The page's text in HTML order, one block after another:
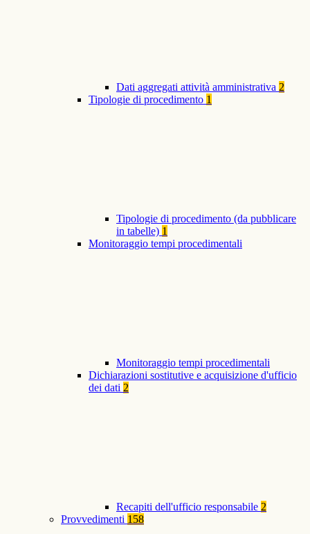
Dati aggregati attività amministrativa 2
Tipologie di procedimento 1
Tipologie di procedimento (da pubblicare
in tabelle) 1
Monitoraggio tempi procedimentali
Monitoraggio tempi procedimentali
Dichiarazioni sostitutive e acquisizione d'ufficio
dei dati 2
Recapiti dell'ufficio responsabile 2
Provvedimenti 158